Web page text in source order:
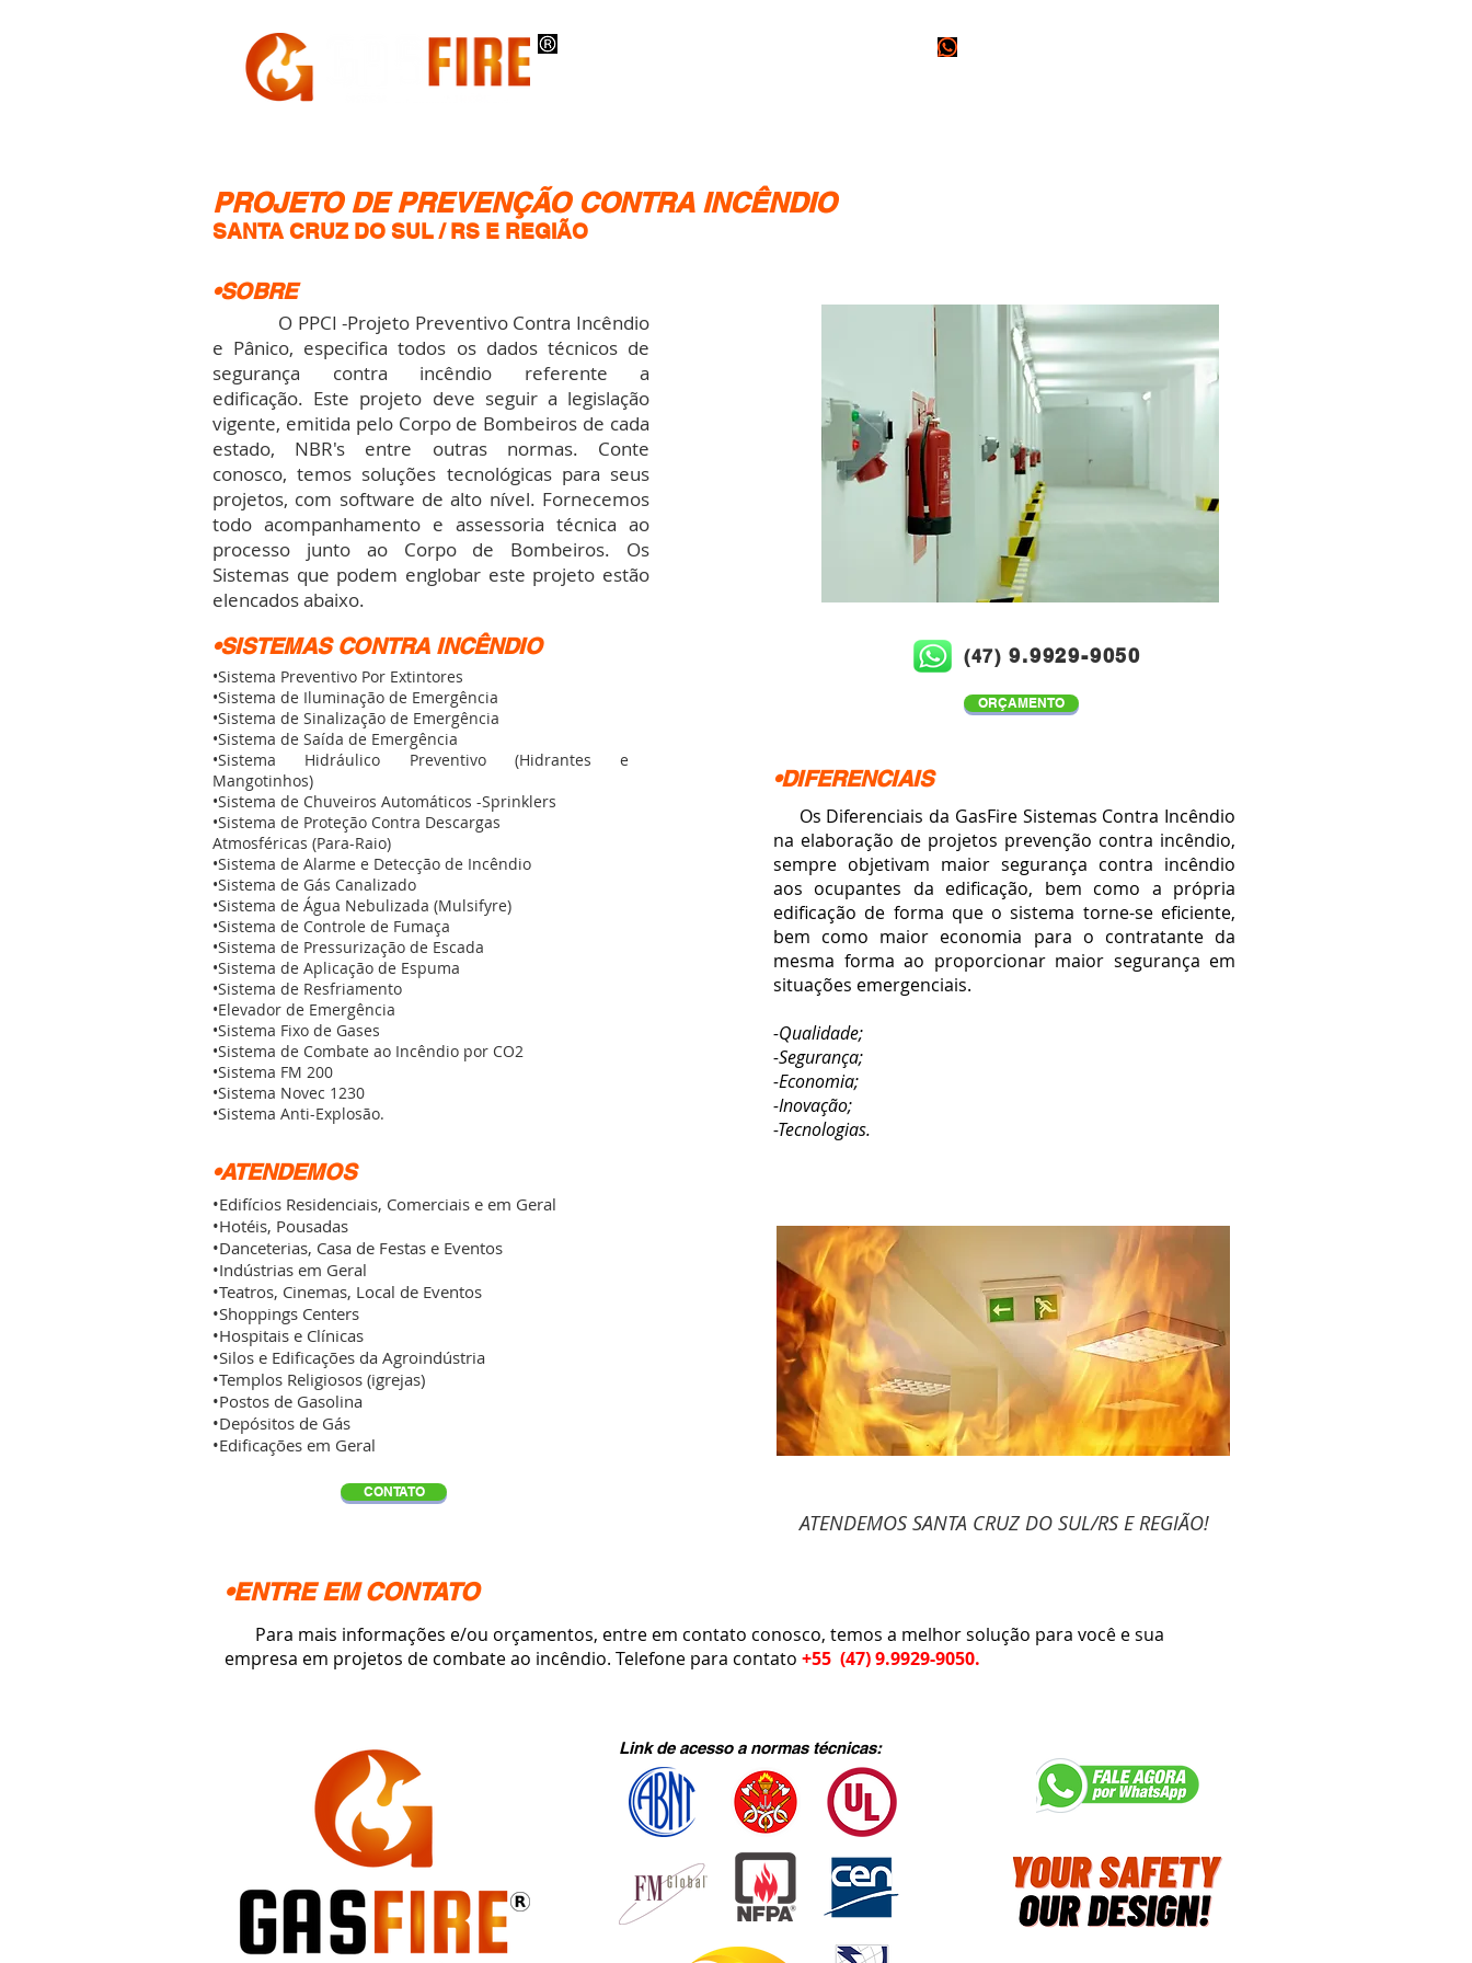
PROJETO DE PREVENÇÃO CONTRA INCÊNDIO
SANTA CRUZ DO SUL / RS E REGIÃO
•SOBRE
O PPCI -Projeto Preventivo Contra Incêndio
e Pânico, especifica todos os dados técnicos de
segurança contra incêndio referente a
edificação. Este projeto deve seguir a legislação
vigente, emitida pelo Corpo de Bombeiros de cada
estado, NBR's entre outras normas. Conte
conosco, temos soluções tecnológicas para seus
projetos, com software de alto nível. Fornecemos
todo acompanhamento e assessoria técnica ao
processo junto ao Corpo de Bombeiros. Os
Sistemas que podem englobar este projeto estão
elencados abaixo.
•SISTEMAS CONTRA INCÊNDIO
•Sistema Preventivo Por Extintores
•Sistema de Iluminação de Emergência
•Sistema de Sinalização de Emergência
•Sistema de Saída de Emergência
•Sistema Hidráulico Preventivo (Hidrantes e
Mangotinhos)
•Sistema de Chuveiros Automáticos -Sprinklers
•Sistema de Proteção Contra Descargas
Atmosféricas (Para-Raio)
•Sistema de Alarme e Detecção de Incêndio
•Sistema de Gás Canalizado
•Sistema de Água Nebulizada (Mulsifyre)
•Sistema de Controle de Fumaça
•Sistema de Pressurização de Escada
•Sistema de Aplicação de Espuma
•Sistema de Resfriamento
•Elevador de Emergência
•Sistema Fixo de Gases
•Sistema de Combate ao Incêndio por CO2
•Sistema FM 200
•Sistema Novec 1230
•Sistema Anti-Explosão.
•ATENDEMOS
•Edifícios Residenciais, Comerciais e em Geral
•Hotéis, Pousadas
•Danceterias, Casa de Festas e Eventos
•Indústrias em Geral
•Teatros, Cinemas, Local de Eventos
•Shoppings Centers
•Hospitais e Clínicas
•Silos e Edificações da Agroindústria
•Templos Religiosos (igrejas)
•Postos de Gasolina
•Depósitos de Gás
•Edificações em Geral
CONTATO
(47) 9.9929-9050
ORÇAMENTO
•DIFERENCIAIS
Os Diferenciais da GasFire Sistemas Contra Incêndio
na elaboração de projetos prevenção contra incêndio,
sempre objetivam maior segurança contra incêndio
aos ocupantes da edificação, bem como a própria
edificação de forma que o sistema torne-se eficiente,
bem como maior economia para o contratante da
mesma forma ao proporcionar maior segurança em
situações emergenciais.
-Qualidade;
-Segurança;
-Economia;
-Inovação;
-Tecnologias.
ATENDEMOS SANTA CRUZ DO SUL/RS E REGIÃO!
•ENTRE EM CONTATO
Para mais informações e/ou orçamentos, entre em contato conosco, temos a melhor solução para você e sua
empresa em projetos de combate ao incêndio. Telefone para contato +55 (47) 9.9929-9050.
Link de acesso a normas técnicas: